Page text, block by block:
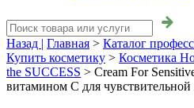
Назад | Главная > Каталог
Купить косметику > Косметика
the SUCCESS > Cream For
витамином С для